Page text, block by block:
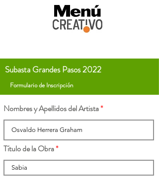
Subasta Grandes Pasos 2022
Formulario de Inscripción
Nombres y Apellidos del Artista
Título de la Obra